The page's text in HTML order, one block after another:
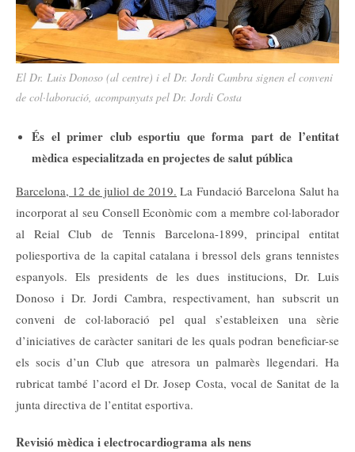
El Dr. Luis Donoso (al centre) i el Dr. Jordi Cambra signen el conveni
de col·laboració, acompanyats pel Dr. Jordi Costa
És el primer club esportiu que forma part de l’entitat
mèdica especialitzada en projectes de salut pública
Barcelona, 12 de juliol de 2019. La Fundació Barcelona Salut ha
incorporat al seu Consell Econòmic com a membre col·laborador
al Reial Club de Tennis Barcelona-1899, principal entitat
poliesportiva de la capital catalana i bressol dels grans tennistes
espanyols. Els presidents de les dues institucions, Dr. Luis
Donoso i Dr. Jordi Cambra, respectivament, han subscrit un
conveni de col·laboració pel qual s’estableixen una sèrie
d’iniciatives de caràcter sanitari de les quals podran beneficiar-se
els socis d’un Club que atresora un palmarès llegendari. Ha
rubricat també l’acord el Dr. Josep Costa, vocal de Sanitat de la
junta directiva de l’entitat esportiva.
Revisió mèdica i electrocardiograma als nens